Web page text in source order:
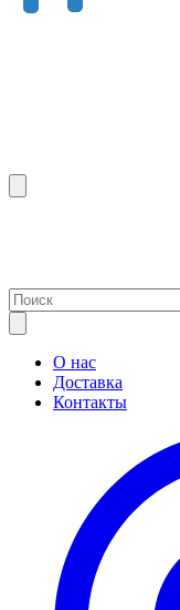
О нас
Доставка
Контакты